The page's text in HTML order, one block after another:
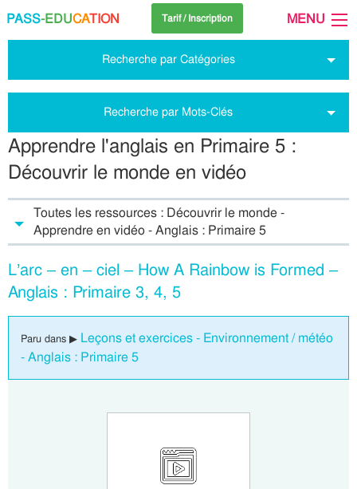
PASS-EDUCATION Tarif / Inscription MENU
Recherche par Catégories
Recherche par Mots-Clés
Apprendre l'anglais en Primaire 5 :
Découvrir le monde en vidéo
Toutes les ressources : Découvrir le monde -
Apprendre en vidéo - Anglais : Primaire 5
L’arc – en – ciel – How A Rainbow is Formed –
Anglais : Primaire 3, 4, 5
Paru dans ▶ Leçons et exercices - Environnement / météo
- Anglais : Primaire 5